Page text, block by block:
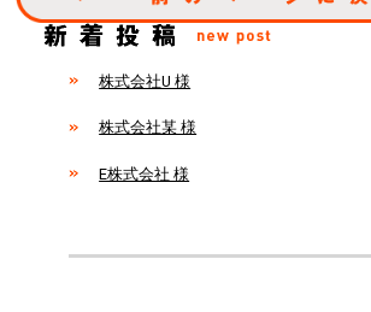
株式会社U 様
株式会社某 様
E株式会社 様